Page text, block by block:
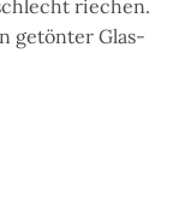
riechen.
getönter Glas-